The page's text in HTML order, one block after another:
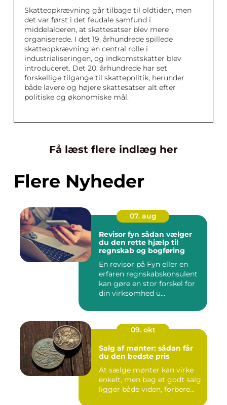
Skatteopkrævning går tilbage til oldtiden, men
det var først i det feudale samfund i
middelalderen, at skattesatser blev mere
organiserede. I det 19. århundrede spillede
skatteopkrævning en central rolle i
industrialiseringen, og indkomstskatter blev
introduceret. Det 20. århundrede har set
forskellige tilgange til skattepolitik, herunder
både lavere og højere skattesatser alt efter
politiske og økonomiske mål.
Få læst flere indlæg her
Flere Nyheder
07. aug
Revisor fyn sådan vælger
du den rette hjælp til
regnskab og bogføring
En revisor på Fyn eller en
erfaren regnskabskonsulent
kan gøre en stor forskel for
din virksomhed u...
09. okt
Salg af mønter: sådan får
du den bedste pris
At sælge mønter kan virke
enkelt, men bag et godt salg
ligger både viden, forbere...